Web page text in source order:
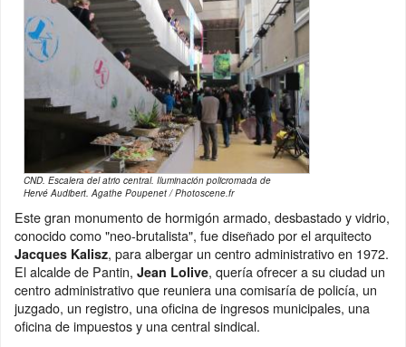
CND. Escalera del atrio central. Iluminación policromada de
Hervé Audibert. Agathe Poupenet / Photoscene.fr
Este gran monumento de hormigón armado, desbastado y vidrio,
conocido como "neo-brutalista", fue diseñado por el arquitecto
Jacques Kalisz, para albergar un centro administrativo en 1972.
El alcalde de Pantin, Jean Lolive, quería ofrecer a su ciudad un
centro administrativo que reuniera una comisaría de policía, un
juzgado, un registro, una oficina de ingresos municipales, una
oficina de impuestos y una central sindical.